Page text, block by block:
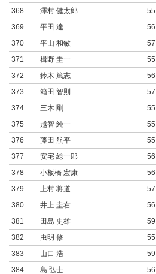
368
澤村 健太郎 55
369
平田 達 56
370
平山 和敏 57
371
楫野 圭一 55
372
鈴木 篤志 56
373
箱田 智則 57
374
三木 剛 55
375
越智 純一 55
376
藤田 航平 55
377
安宅 総一郎 56
378
小板橋 宏康 56
379
上村 将道 57
380
井上 圭右 56
381
田島 史雄 59
382
虫明 修 55
383
山口 浩 59
384
島 弘士 56